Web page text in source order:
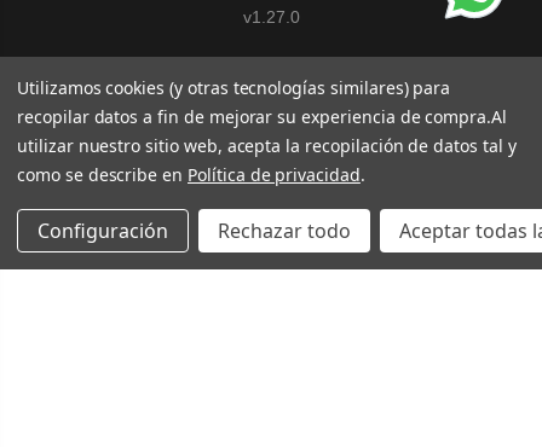
v1.27.0
Utilizamos cookies (y otras tecnologías similares) para
recopilar datos a fin de mejorar su experiencia de compra.Al
utilizar nuestro sitio web, acepta la recopilación de datos tal y
como se describe en Política de privacidad.
Configuración Rechazar todo Aceptar todas